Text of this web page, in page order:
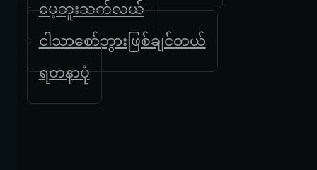
မေ့ဘူးသက်လယ်
ငါသာစော်ဘွားဖြစ်ချင်တယ်
ရတနာပုံ